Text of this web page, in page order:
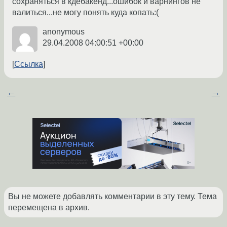
валиться...не могу понять куда копать:(
anonymous
29.04.2008 04:00:51 +00:00
Ссылка
← →
Вы не можете добавлять комментарии в эту тему. Тема
перемещена в архив.